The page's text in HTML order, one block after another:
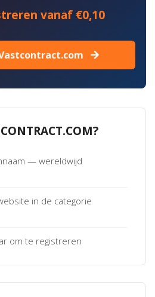
vanaf €0,10
— wereldwijd
in de categorie
om te registreren